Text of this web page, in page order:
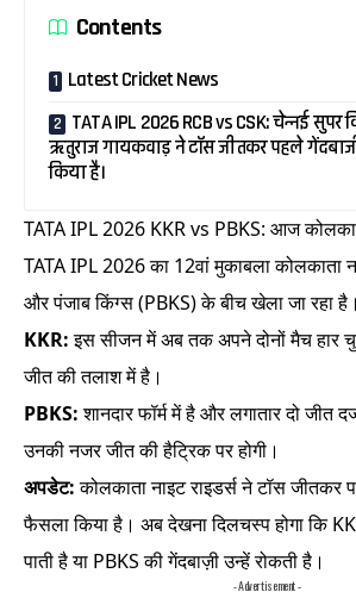
Contents
Latest Cricket News
TATA IPL 2026 RCB vs CSK: चेन्नई सुपर
ऋतुराज गायकवाड़ ने टॉस जीतकर पहले
किया है।
TATA IPL 2026 KKR vs PBKS: आज
TATA IPL 2026 का 12वां मुकाबला कोलकाता
और पंजाब किंग्स (PBKS) के बीच खेला जा रहा है।
KKR:इस सीजन में अब तक अपने दोनों मैच हार
जीत की तलाश में है।
PBKS:शानदार फॉर्म में है और लगातार दो
उनकी नजर जीत की हैट्रिक पर होगी।
अपडेट:कोलकाता नाइट राइडर्स ने टॉस जीतकर
फैसला किया है। अब देखना दिलचस्प होगा कि
पाती है या PBKS की गेंदबाज़ी उन्हें रोकती है।
- Advertisement -